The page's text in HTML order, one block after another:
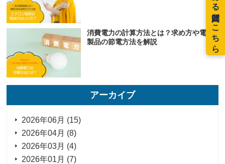
消費電力の計算方法とは？求め方や電化
製品の節電方法を解説
アーカイブ
2026年06月 (15)
2026年04月 (8)
2026年03月 (4)
2026年01月 (7)